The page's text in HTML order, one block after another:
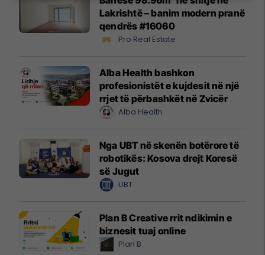
Lakrishtë – banim modern pranë
qendrës #16060
Pro Real Estate
Alba Health bashkon
profesionistët e kujdesit në një
rrjet të përbashkët në Zvicër
Alba Health
Nga UBT në skenën botërore të
robotikës: Kosova drejt Koresë
së Jugut
UBT
Plan B Creative rrit ndikimin e
biznesit tuaj online
Plan B